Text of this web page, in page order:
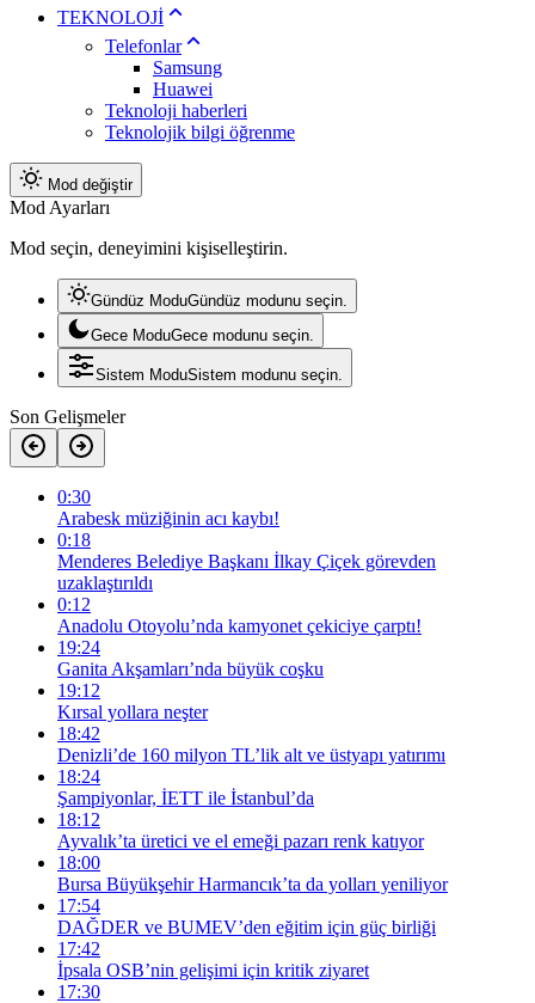
TEKNOLOJİ
Telefonlar
Samsung
Huawei
Teknoloji haberleri
Teknolojik bilgi öğrenme
Mod değiştir
Mod Ayarları
Mod seçin, deneyimini kişiselleştirin.
Gündüz ModuGündüz modunu seçin.
Gece ModuGece modunu seçin.
Sistem ModuSistem modunu seçin.
Son Gelişmeler
0:30
Arabesk müziğinin acı kaybı!
0:18
Menderes Belediye Başkanı İlkay Çiçek görevden
uzaklaştırıldı
0:12
Anadolu Otoyolu’nda kamyonet çekiciye çarptı!
19:24
Ganita Akşamları’nda büyük coşku
19:12
Kırsal yollara neşter
18:42
Denizli’de 160 milyon TL’lik alt ve üstyapı yatırımı
18:24
Şampiyonlar, İETT ile İstanbul’da
18:12
Ayvalık’ta üretici ve el emeği pazarı renk katıyor
18:00
Bursa Büyükşehir Harmancık’ta da yolları yeniliyor
17:54
DAĞDER ve BUMEV’den eğitim için güç birliği
17:42
İpsala OSB’nin gelişimi için kritik ziyaret
17:30